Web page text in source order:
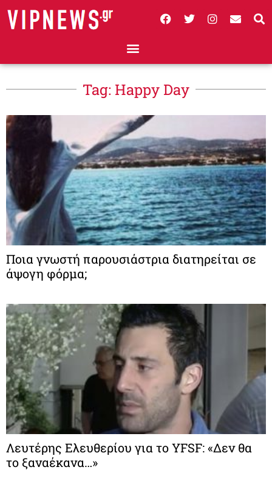
Tag: Ηappy Day
Ποια γνωστή παρουσιάστρια διατηρείται σε
άψογη φόρμα;
Λευτέρης Ελευθερίου για το YFSF: «Δεν θα
το ξαναέκανα…»